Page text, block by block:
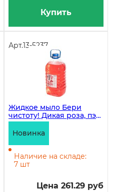
Купить
Арт.13-5237
Жидкое мыло Бери
чистоту! Дикая роза, пэт,
5 литров
Новинка
Наличие на складе:
7 шт
Цена 261.29 руб